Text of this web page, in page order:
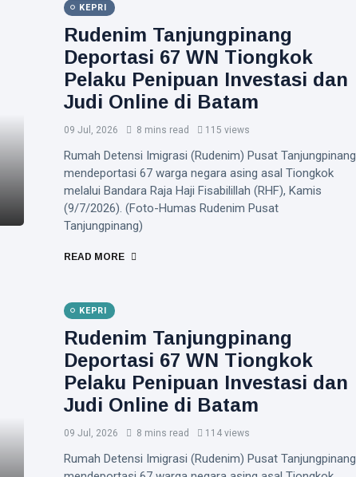
KEPRI
Rudenim Tanjungpinang
Deportasi 67 WN Tiongkok
Pelaku Penipuan Investasi dan
Judi Online di Batam
09 Jul, 2026 8 mins read 115 views
Rumah Detensi Imigrasi (Rudenim) Pusat Tanjungpinang
mendeportasi 67 warga negara asing asal Tiongkok
melalui Bandara Raja Haji Fisabilillah (RHF), Kamis
(9/7/2026). (Foto-Humas Rudenim Pusat
Tanjungpinang)
READ MORE
KEPRI
Rudenim Tanjungpinang
Deportasi 67 WN Tiongkok
Pelaku Penipuan Investasi dan
Judi Online di Batam
09 Jul, 2026 8 mins read 114 views
Rumah Detensi Imigrasi (Rudenim) Pusat Tanjungpinang